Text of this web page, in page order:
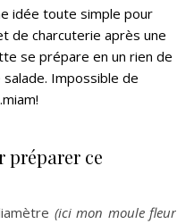
idée toute simple pour
de charcuterie après une
se prépare en un rien de
Impossible de
préparer ce
(ici mon moule fleur